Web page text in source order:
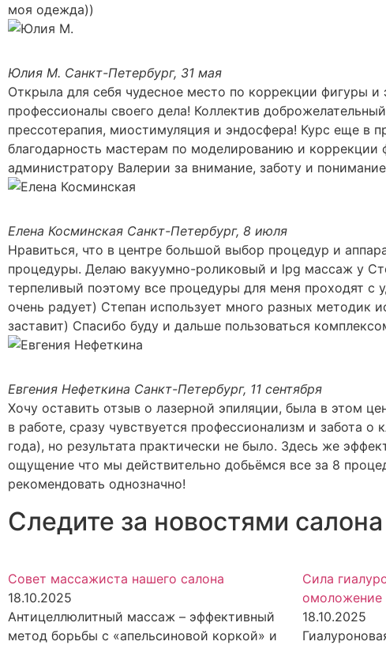
моя одежда))
Юлия М. Санкт-Петербург, 31 мая
Открыла для себя чудесное место по коррекции фигуры
профессионалы своего дела! Коллектив
прессотерапия, миостимуляция и эндосфера! Курс еще в
благодарность мастерам по моделированию и
администратору Валерии за внимание, заботу и
Елена Косминская Санкт-Петербург, 8 июля
Нравиться, что в центре большой выбор процедур и
процедуры. Делаю вакуумно-роликовый и lpg массаж у
терпеливый поэтому все процедуры для меня проходят с
очень радует) Степан использует много разных методик
заставит) Спасибо буду и дальше пользоваться
Евгения Нефеткина Санкт-Петербург, 11 сентября
Хочу оставить отзыв о лазерной эпиляции, была в этом
в работе, сразу чувствуется профессионализм и забота
года), но результата практически не было. Здесь же
ощущение что мы действительно добьёмся все за 8
рекомендовать однозначно!
Следите за новостями
Совет массажиста нашего салона
18.10.2025
Антицеллюлитный массаж – эффективный
метод борьбы с «апельсиновой коркой» и
Сила
омоложение
18.10.2025